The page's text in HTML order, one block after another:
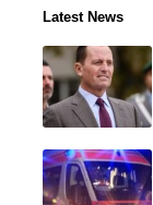
Latest News